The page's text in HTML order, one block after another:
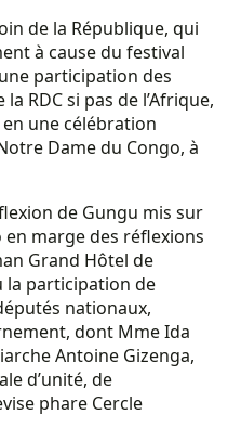
de la République, qui
à cause du festival
participation des
RDC si pas de l’Afrique,
une célébration
Dame du Congo, à
de Gungu mis sur
marge des réflexions
Grand Hôtel de
la participation de
nationaux,
dont Mme Ida
Antoine Gizenga,
d’unité, de
phare Cercle